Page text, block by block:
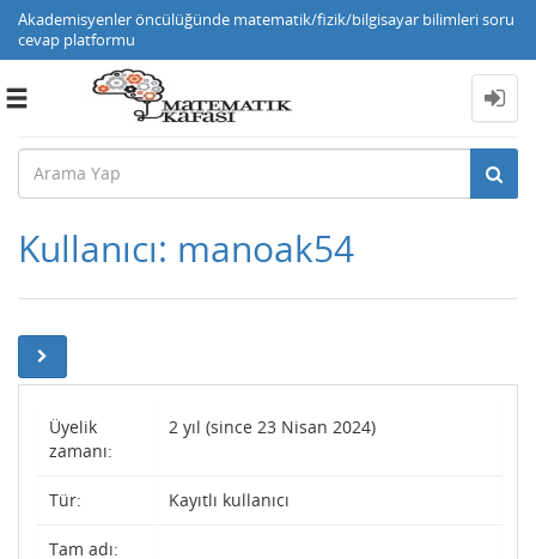
Akademisyenler öncülüğünde matematik/fizik/bilgisayar bilimleri soru
cevap platformu
Toggle
Kullanıcı: manoak54
Üyelik
zamanı:
2 yıl (since 23 Nisan 2024)
Tür: Kayıtlı kullanıcı
Tam adı: